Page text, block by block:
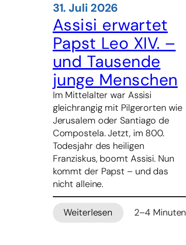
31. Juli 2026
Assisi erwartet
Papst Leo XIV. –
und Tausende
junge Menschen
Im Mittelalter war Assisi
gleichrangig mit Pilgerorten wie
Jerusalem oder Santiago de
Compostela. Jetzt, im 800.
Todesjahr des heiligen
Franziskus, boomt Assisi. Nun
kommt der Papst – und das
nicht alleine.
Weiterlesen
:
2–4 Minuten